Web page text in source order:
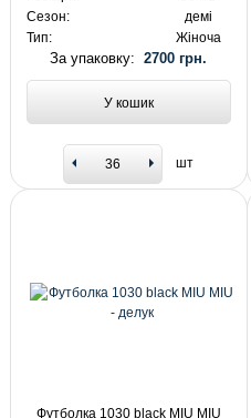
Сезон:
демі
Тип:
Жіноча
За упаковку:2700 грн.
У кошик
шт
Футболка 1030 black MIU MIU